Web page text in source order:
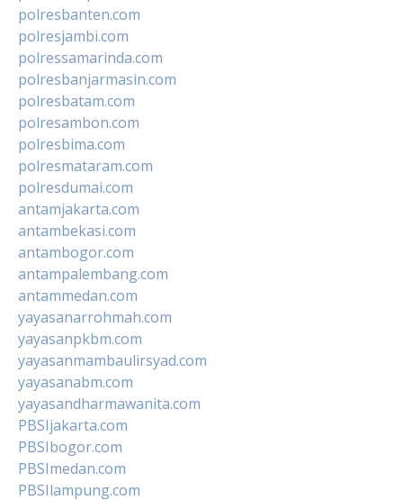
polresbanten.com
polresjambi.com
polressamarinda.com
polresbanjarmasin.com
polresbatam.com
polresambon.com
polresbima.com
polresmataram.com
polresdumai.com
antamjakarta.com
antambekasi.com
antambogor.com
antampalembang.com
antammedan.com
yayasanarrohmah.com
yayasanpkbm.com
yayasanmambaulirsyad.com
yayasanabm.com
yayasandharmawanita.com
PBSIjakarta.com
PBSIbogor.com
PBSImedan.com
PBSIlampung.com